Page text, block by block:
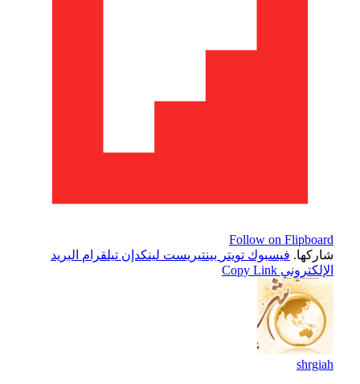
Follow on Flipboard
شاركها. فيسبوك تويتر بينتيريست لينكدإن تيلقرام البريد
الإلكتروني Copy Link
shrgiah